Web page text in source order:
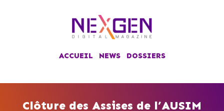
ACCUEIL NEWS DOSSIERS
Clôture des Assises de l’AUSIM